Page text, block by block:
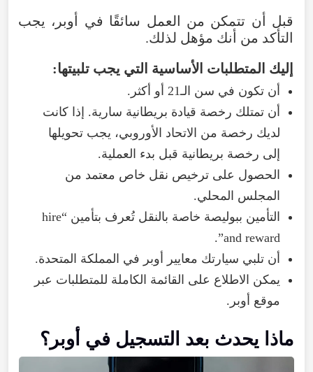
قبل أن تتمكن من العمل سائقًا في أوبر، يجب
التأكد من أنك مؤهل لذلك.
إليك المتطلبات الأساسية التي يجب تلبيتها:
أن تكون في سن الـ21 أو أكثر.
أن تمتلك رخصة قيادة بريطانية سارية. إذا كانت
لديك رخصة من الاتحاد الأوروبي، يجب تحويلها
إلى رخصة بريطانية قبل بدء العملية.
الحصول على ترخيص نقل خاص معتمد من
المجلس المحلي.
التأمين ببوليصة خاصة بالنقل تُعرف بتأمين “hire
and reward”.
أن تلبي سيارتك معايير أوبر في المملكة المتحدة.
يمكن الاطلاع على القائمة الكاملة للمتطلبات عبر
موقع أوبر.
ماذا يحدث بعد التسجيل في أوبر؟